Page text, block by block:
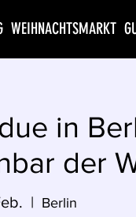
WEIHNACHTSMARKT
in
der
  |
Berlin